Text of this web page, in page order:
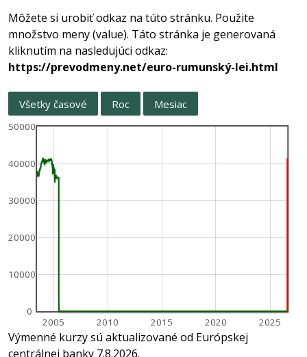
Môžete si urobiť odkaz na túto stránku. Použite
množstvo meny (value). Táto stránka je generovaná
kliknutím na nasledujúci odkaz:
https://prevodmeny.net/euro-rumunský-lei.html
Všetky časové Roc Mesiac
2005 2010 2015 2020 2025
0
10000
20000
30000
40000
50000
Výmenné kurzy sú aktualizované od Európskej
centrálnej banky 7.8.2026.